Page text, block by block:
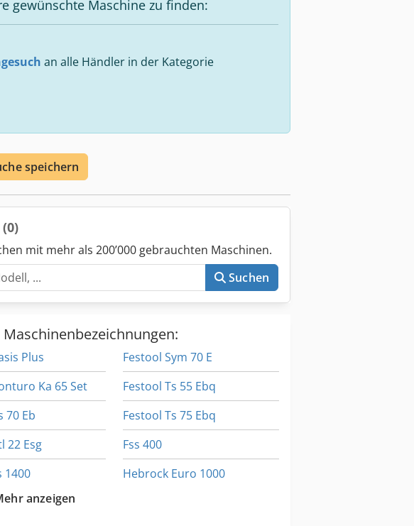
gewünschte Maschine zu finden:
an alle Händler in der Kategorie
speichern
(0)
mit mehr als 200’000 gebrauchten Maschinen.
Suchen
Plus
Ka 65 Set
70 Eb
22 Esg
1400
Festool Sym 70 E
Festool Ts 55 Ebq
Festool Ts 75 Ebq
Fss 400
Hebrock Euro 1000
anzeigen